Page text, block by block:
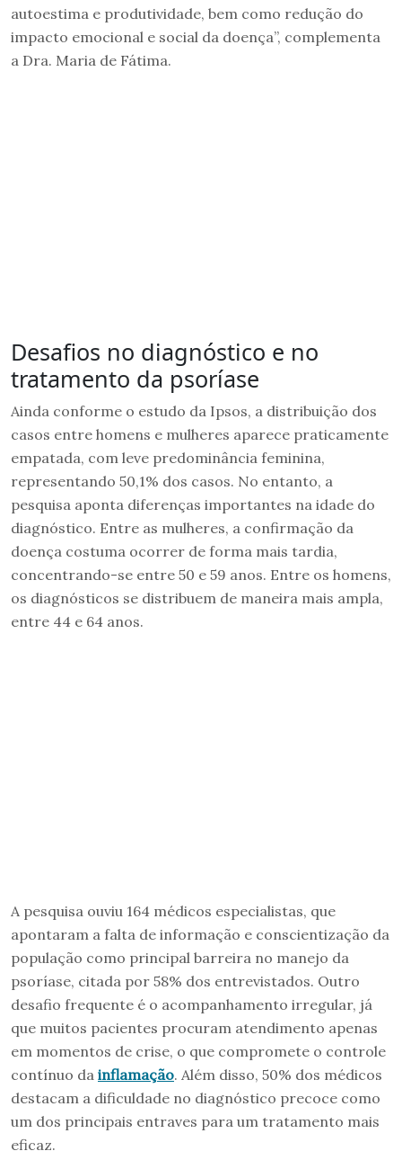
autoestima e produtividade, bem como redução do
impacto emocional e social da doença”, complementa
a Dra. Maria de Fátima.
Desafios no diagnóstico e no
tratamento da psoríase
Ainda conforme o estudo da Ipsos, a distribuição dos
casos entre homens e mulheres aparece praticamente
empatada, com leve predominância feminina,
representando 50,1% dos casos. No entanto, a
pesquisa aponta diferenças importantes na idade do
diagnóstico. Entre as mulheres, a confirmação da
doença costuma ocorrer de forma mais tardia,
concentrando-se entre 50 e 59 anos. Entre os homens,
os diagnósticos se distribuem de maneira mais ampla,
entre 44 e 64 anos.
A pesquisa ouviu 164 médicos especialistas, que
apontaram a falta de informação e conscientização da
população como principal barreira no manejo da
psoríase, citada por 58% dos entrevistados. Outro
desafio frequente é o acompanhamento irregular, já
que muitos pacientes procuram atendimento apenas
em momentos de crise, o que compromete o controle
contínuo da inflamação. Além disso, 50% dos médicos
destacam a dificuldade no diagnóstico precoce como
um dos principais entraves para um tratamento mais
eficaz.